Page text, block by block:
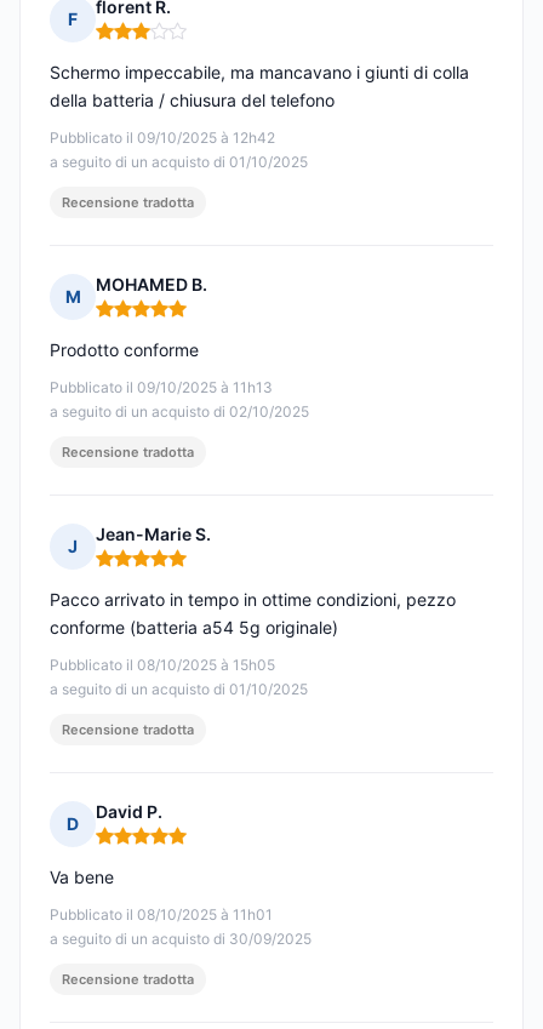
F
florent R.
Nota: 3 su 5
Pubblicato il 09/10/2025 à 12h42
a seguito di un acquisto di 01/10/2025
Schermo impeccabile, ma mancavano i giunti di colla
della batteria / chiusura del telefono
Recensione tradotta
M
MOHAMED B.
Nota: 5 su 5
Pubblicato il 09/10/2025 à 11h13
a seguito di un acquisto di 02/10/2025
Prodotto conforme
Recensione tradotta
J
Jean-Marie S.
Nota: 5 su 5
Pubblicato il 08/10/2025 à 15h05
a seguito di un acquisto di 01/10/2025
Pacco arrivato in tempo in ottime condizioni, pezzo
conforme (batteria a54 5g originale)
Recensione tradotta
D
David P.
Nota: 5 su 5
Pubblicato il 08/10/2025 à 11h01
a seguito di un acquisto di 30/09/2025
Va bene
Recensione tradotta